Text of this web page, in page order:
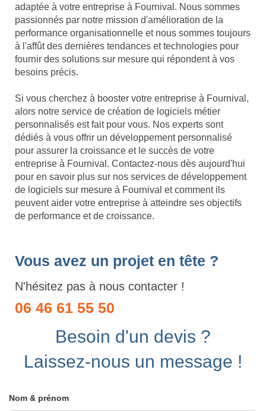
adaptée à votre entreprise à Fournival. Nous sommes
passionnés par notre mission d'amélioration de la
performance organisationnelle et nous sommes toujours
à l'affût des dernières tendances et technologies pour
fournir des solutions sur mesure qui répondent à vos
besoins précis.
Si vous cherchez à booster votre entreprise à Fournival,
alors notre service de création de logiciels métier
personnalisés est fait pour vous. Nos experts sont
dédiés à vous offrir un développement personnalisé
pour assurer la croissance et le succès de votre
entreprise à Fournival. Contactez-nous dès aujourd'hui
pour en savoir plus sur nos services de développement
de logiciels sur mesure à Fournival et comment ils
peuvent aider votre entreprise à atteindre ses objectifs
de performance et de croissance.
Vous avez un projet en tête ?
N'hésitez pas à nous contacter !
06 46 61 55 50
Besoin d'un devis ?
Laissez-nous un message !
Nom & prénom